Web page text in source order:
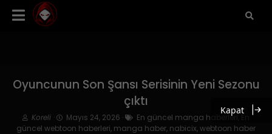
Oyuncunun Son Şansı Serisinin Yeni Sezonu
çıktı
Koreli · Mayıs 24, 2026 · En güncel manga haberleri
güncel webtoon haberleri, manga haber, nabicix,webtoon haber
Kapat